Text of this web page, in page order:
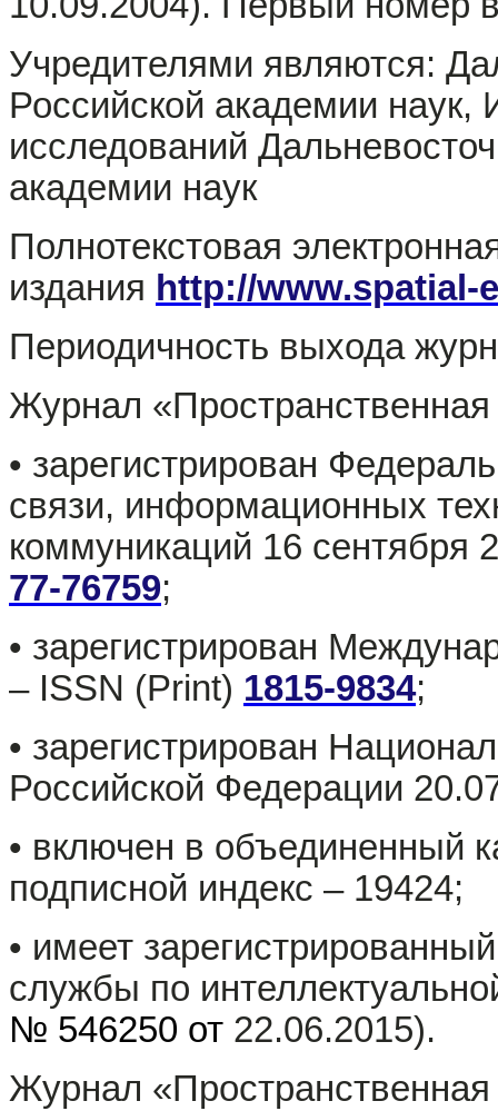
Учредителями являются:
Российской академии наук,
исследований
академии наук
Полнотекстовая
издания http://www.spatial-
Периодичность выхода
Журнал «Пространственная
• зарегистрирован
связи, информационных
коммуникаций 16 сентября
77-76759;
• зарегистрирован
– ISSN (Print) 1815-9834;
• зарегистрирован
Российской Федерации
• включен в объединенный
подписной индекс – 19424;
• имеет
службы по
№ 546250 от 22.06.2015).
Журнал «Пространственная